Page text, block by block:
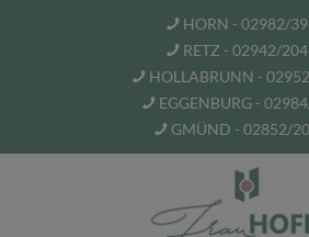
HORN - 02982/
RETZ - 02942/
HOLLABRUNN -
EGGENBURG -
GMÜND - 02852/